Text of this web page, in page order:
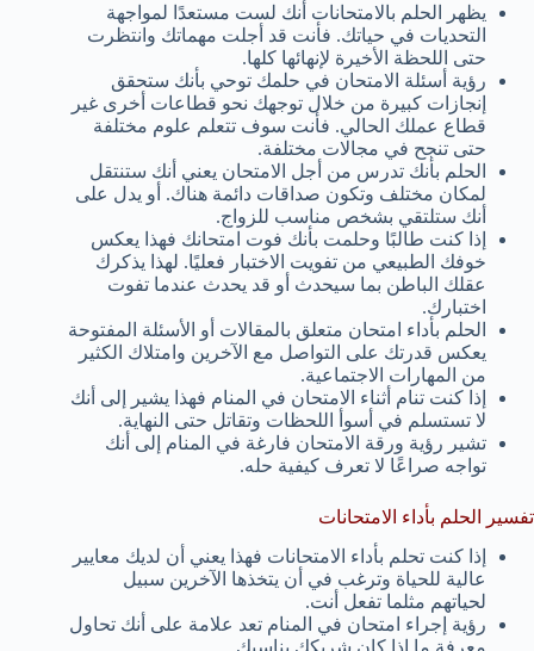
يظهر الحلم بالامتحانات أنك لست مستعدًا لمواجهة
التحديات في حياتك. فأنت قد أجلت مهماتك وانتظرت
حتى اللحظة الأخيرة لإنهائها كلها.
رؤية أسئلة الامتحان في حلمك توحي بأنك ستحقق
إنجازات كبيرة من خلال توجهك نحو قطاعات أخرى غير
قطاع عملك الحالي. فأنت سوف تتعلم علوم مختلفة
حتى تنجح في مجالات مختلفة.
الحلم بأنك تدرس من أجل الامتحان يعني أنك ستنتقل
لمكان مختلف وتكون صداقات دائمة هناك. أو يدل على
أنك ستلتقي بشخص مناسب للزواج.
إذا كنت طالبًا وحلمت بأنك فوت امتحانك فهذا يعكس
خوفك الطبيعي من تفويت الاختبار فعليًا. لهذا يذكرك
عقلك الباطن بما سيحدث أو قد يحدث عندما تفوت
اختبارك.
الحلم بأداء امتحان متعلق بالمقالات أو الأسئلة المفتوحة
يعكس قدرتك على التواصل مع الآخرين وامتلاك الكثير
من المهارات الاجتماعية.
إذا كنت تنام أثناء الامتحان في المنام فهذا يشير إلى أنك
لا تستسلم في أسوأ اللحظات وتقاتل حتى النهاية.
تشير رؤية ورقة الامتحان فارغة في المنام إلى أنك
تواجه صراعًا لا تعرف كيفية حله.
تفسير الحلم بأداء الامتحانات
إذا كنت تحلم بأداء الامتحانات فهذا يعني أن لديك معايير
عالية للحياة وترغب في أن يتخذها الآخرين سبيل
لحياتهم مثلما تفعل أنت.
رؤية إجراء امتحان في المنام تعد علامة على أنك تحاول